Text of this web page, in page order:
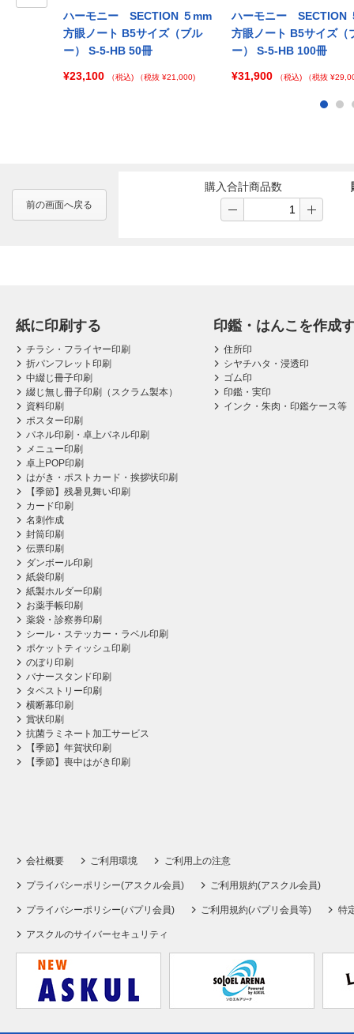
ハーモニー SECTION ５mm
方眼ノート B5サイズ（ブル
ー） S-5-HB 50冊
¥23,100
（税込) （税抜 ¥21,000)
ハーモニー SECTION
方眼ノート B5サイズ（
ー） S-5-HB 100冊
¥31,900
（税込) （税抜
前の画面へ戻る
購入合計商品数
紙に印刷する
チラシ・フライヤー印刷
折パンフレット印刷
中綴じ冊子印刷
綴じ無し冊子印刷（スクラム製本）
資料印刷
ポスター印刷
パネル印刷・卓上パネル印刷
メニュー印刷
卓上POP印刷
はがき・ポストカード・挨拶状印刷
【季節】残暑見舞い印刷
カード印刷
名刺作成
封筒印刷
伝票印刷
ダンボール印刷
紙袋印刷
紙製ホルダー印刷
お薬手帳印刷
薬袋・診察券印刷
シール・ステッカー・ラベル印刷
ポケットティッシュ印刷
のぼり印刷
バナースタンド印刷
タペストリー印刷
横断幕印刷
賞状印刷
抗菌ラミネート加工サービス
【季節】年賀状印刷
【季節】喪中はがき印刷
印鑑・はんこを作成
住所印
シヤチハタ・浸透印
ゴム印
印鑑・実印
インク・朱肉・印鑑ケース等
会社概要 ご利用環境 ご利用上の注意
プライバシーポリシー(アスクル会員) ご利用規約(アスクル会員)
プライバシーポリシー(パプリ会員) ご利用規約(パプリ会員等) 特
アスクルのサイバーセキュリティ